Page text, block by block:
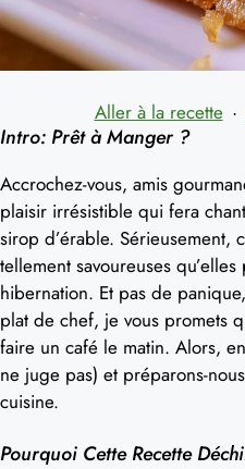
Aller à la recette ·
Intro: Prêt à Manger ?
Accrochez-vous, amis
plaisir irrésistible qui fera
sirop d’érable. Sérieusement,
tellement savoureuses
hibernation. Et pas de
plat de chef, je vous promets
faire un café le matin. Alors,
ne juge pas) et préparons-
cuisine.
Pourquoi Cette Recette